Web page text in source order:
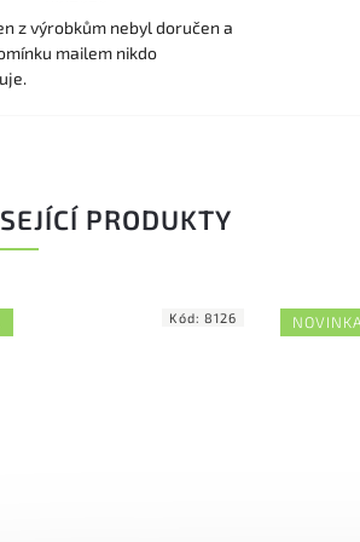
z výrobkům nebyl doručen a
mailem nikdo
PRODUKTY
Kód: 8126 NOVINKA